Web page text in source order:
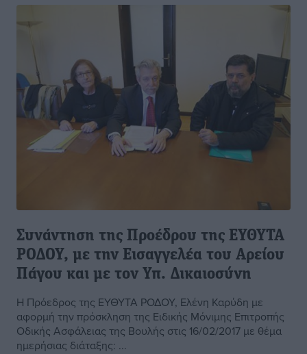
Συνάντηση της Προέδρου της ΕΥΘΥΤΑ
ΡΟΔΟΥ, με την Εισαγγελέα του Αρείου
Πάγου και με τον Υπ. Δικαιοσύνη
Η Πρόεδρος της ΕΥΘΥΤΑ ΡΟΔΟΥ, Ελένη Καρύδη με
αφορμή την πρόσκληση της Ειδικής Μόνιμης Επιτροπής
Οδικής Ασφάλειας της Βουλής στις 16/02/2017 με θέμα
ημερήσιας διάταξης: ...